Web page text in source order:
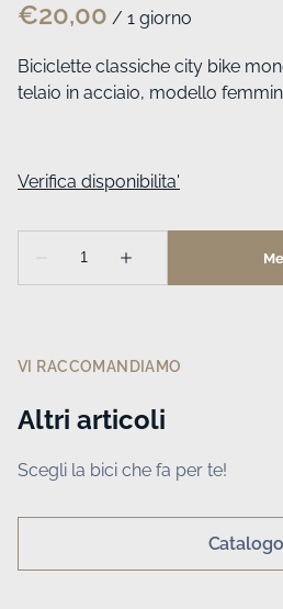
/
Biciclette classiche city bike
telaio in acciaio, modello
VI RACCOMANDIAMO
Altri articoli
Scegli la bici che fa per te!
Catalogo